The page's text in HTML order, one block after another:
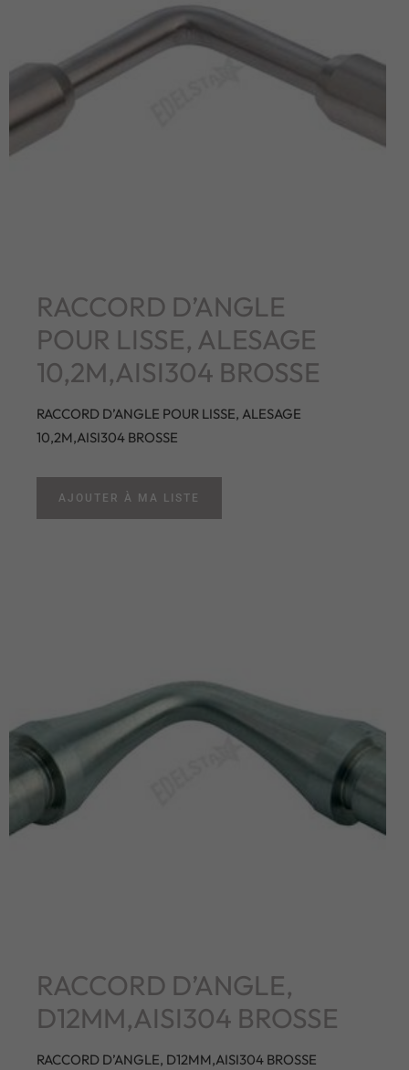
RACCORD D’ANGLE
POUR LISSE, ALESAGE
10,2M,AISI304 BROSSE
RACCORD D’ANGLE POUR LISSE, ALESAGE
10,2M,AISI304 BROSSE
AJOUTER À MA LISTE
RACCORD D’ANGLE,
D12MM,AISI304 BROSSE
RACCORD D’ANGLE, D12MM,AISI304 BROSSE